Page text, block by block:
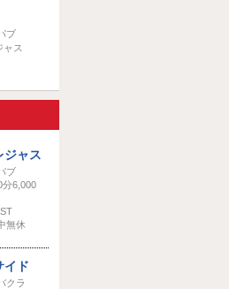
ブ
ス
ャス
ブ
分6,000
無休
ド
クラ